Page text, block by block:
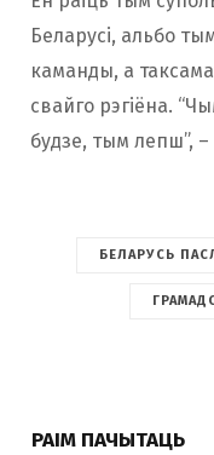
Беларусі, альбо
каманды, а
свайго рэгіёна.
будзе, тым лепш”, –
БЕЛАРУСЬ
РАІМ ПАЧЫТАЦЬ